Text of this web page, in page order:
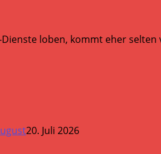
loben, kommt eher
20. Juli 2026